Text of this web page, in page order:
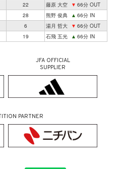
22 藤原 大空 ▼ 66分 OUT
28 熊野 俊典 ▲ 66分 IN
6 湯月 哲大 ▼ 66分 OUT
19 石飛 五光 ▲ 66分 IN
JFA OFFICIAL
SUPPLIER
PARTNER